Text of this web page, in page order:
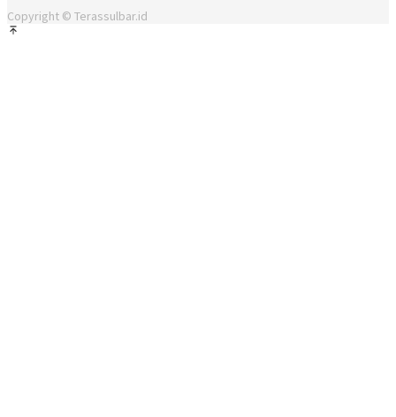
Copyright © Terassulbar.id